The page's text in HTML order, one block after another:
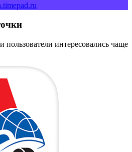
пользователи интересовались чаще